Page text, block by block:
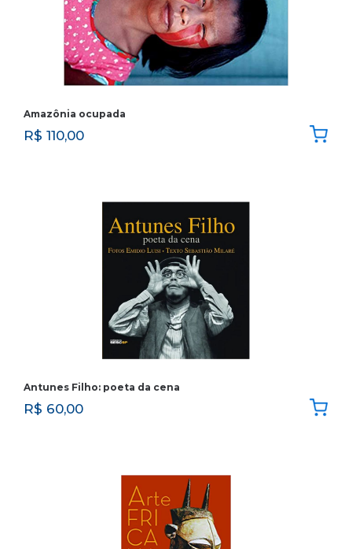
Amazônia ocupada
R$ 110,00
Antunes Filho: poeta da cena
R$ 60,00